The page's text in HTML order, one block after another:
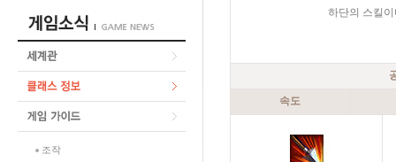
조작
하단의 스킬
속도